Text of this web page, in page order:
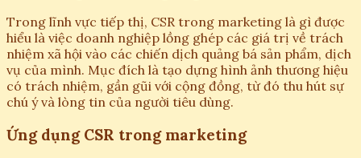
Trong lĩnh vực tiếp thị, CSR trong marketing là gì được
hiểu là việc doanh nghiệp lồng ghép các giá trị về trách
nhiệm xã hội vào các chiến dịch quảng bá sản phẩm, dịch
vụ của mình. Mục đích là tạo dựng hình ảnh thương hiệu
có trách nhiệm, gần gũi với cộng đồng, từ đó thu hút sự
chú ý và lòng tin của người tiêu dùng.
Ứng dụng CSR trong marketing